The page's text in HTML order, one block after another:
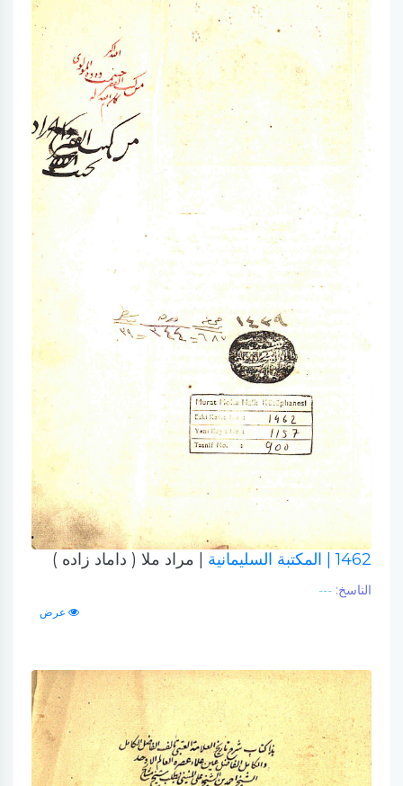
1462 | المكتبة السليمانية | مراد ملا ( داماد زاده )
الناسخ: ---
عرض